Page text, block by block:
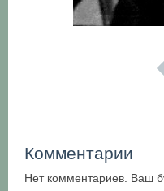
Комментарии
Нет комментариев. Ваш